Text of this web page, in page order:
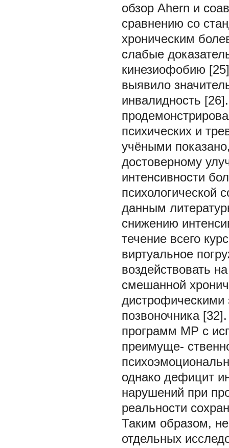
обзор Ahern и
сравнению со
хроническим
слабые
кинезиофобию
выявило
инвалидность
психических и
учёными
достоверному
интенсивности
психологической
данным
снижению
течение всего
виртуальное
воздействовать
смешанной
дистрофическими
позвоночника
программ МР с
преимуще-
однако дефицит
нарушений при
реальности
Таким образом,
отдельных